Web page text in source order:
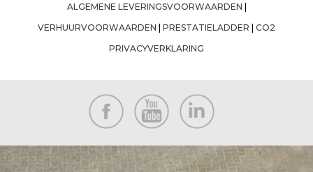
ALGEMENE LEVERINGSVOORWAARDEN
VERHUURVOORWAARDEN
PRESTATIELADDER
CO2
PRIVACYVERKLARING